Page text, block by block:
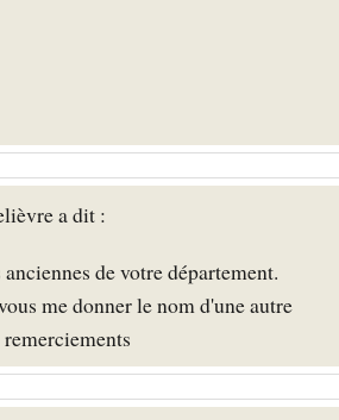
a dit :
de votre département.
me donner le nom d'une autre